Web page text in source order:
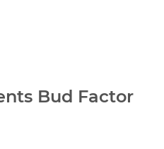
Bud Factor